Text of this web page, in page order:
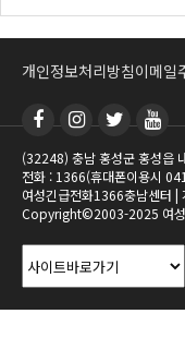
개인정보처리방침이메일
(32248) 충남 홍성군 홍성읍
전화 : 1366(휴대폰이용시
여성긴급전화1366충남센터 |
Copyright©2003-2025 여성